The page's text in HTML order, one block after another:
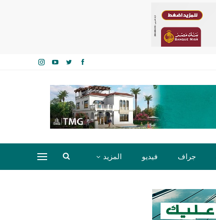
جراف فيديو المزيد